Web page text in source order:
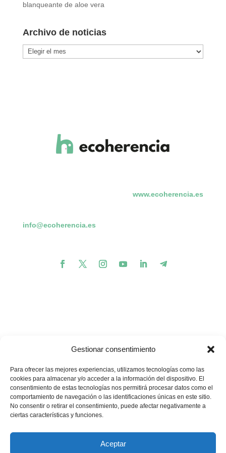
Gestionar consentimiento
Para ofrecer las mejores experiencias, utilizamos tecnologías como las
cookies para almacenar y/o acceder a la información del dispositivo. El
consentimiento de estas tecnologías nos permitirá procesar datos como el
comportamiento de navegación o las identificaciones únicas en este sitio.
No consentir o retirar el consentimiento, puede afectar negativamente a
ciertas características y funciones.
Aceptar
blanqueante de aloe vera
Archivo de noticias
Archivo
de
www.ecoherencia.es
info@ecoherencia.es
💪🏽¿Te gustaría apoyar nuestros proyectos?
¡Buenas
noticias! Ahora puedes hacerlo en un solo minuto…